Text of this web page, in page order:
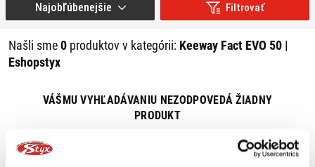
Filtrovať
Našli sme0 produktov v kategórii: Keeway Fact EVO 50 |
Eshopstyx
Najobľúbenejšie
VÁŠMU VYHĽADÁVANIU NEZODPOVEDÁ ŽIADNY
PRODUKT